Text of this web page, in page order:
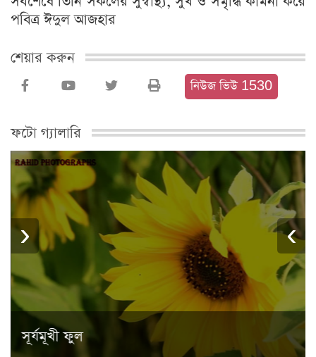
পবিত্র ঈদুল আজহার
শেয়ার করুন
নিউজ ভিউ 1530
ফটো গ্যালারি
সূর্যমূখী ফুল
‹
›